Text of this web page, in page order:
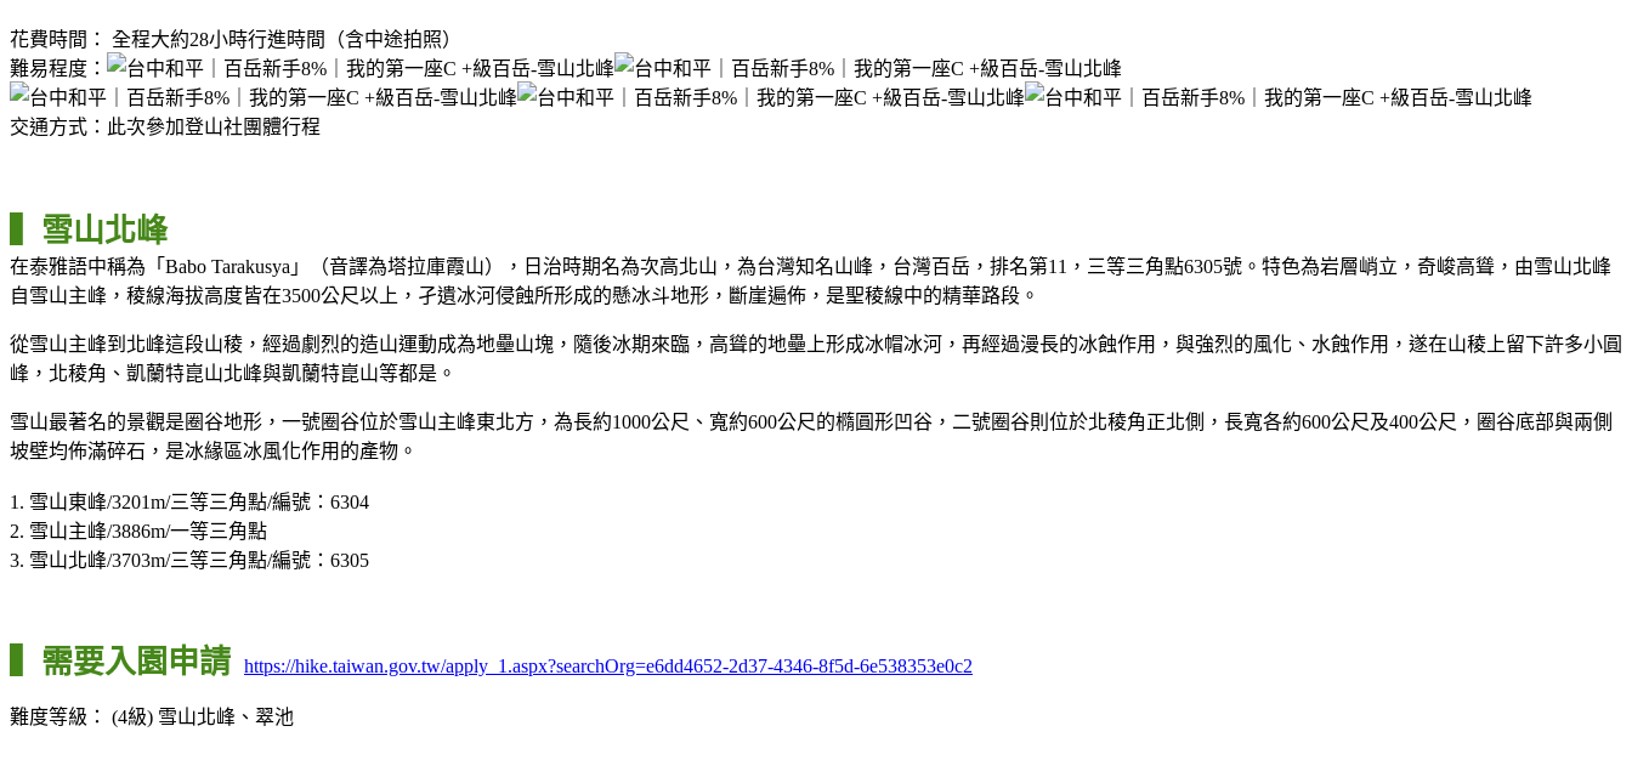
花費時間： 全程大約28小時行進時間（含中途拍照）
難易程度：
交通方式：此次參加登山社團體行程
▍雪山北峰
在泰雅語中稱為「Babo Tarakusya」（音譯為塔拉庫霞山），日治時期名為次高北山，為台灣知名山峰，台灣百岳，排名第11，三等三角點6305號。特色為岩層峭立，奇峻高聳，由雪山北峰
自雪山主峰，稜線海拔高度皆在3500公尺以上，孑遺冰河侵蝕所形成的懸冰斗地形，斷崖遍佈，是聖稜線中的精華路段。
從雪山主峰到北峰這段山稜，經過劇烈的造山運動成為地壘山塊，隨後冰期來臨，高聳的地壘上形成冰帽冰河，再經過漫長的冰蝕作用，與強烈的風化、水蝕作用，遂在山稜上留下許多小圓
峰，北稜角、凱蘭特崑山北峰與凱蘭特崑山等都是。
雪山最著名的景觀是圈谷地形，一號圈谷位於雪山主峰東北方，為長約1000公尺、寬約600公尺的橢圓形凹谷，二號圈谷則位於北稜角正北側，長寬各約600公尺及400公尺，圈谷底部與兩側
坡壁均佈滿碎石，是冰緣區冰風化作用的產物。
1. 雪山東峰/3201m/三等三角點/編號：6304
2. 雪山主峰/3886m/一等三角點
3. 雪山北峰/3703m/三等三角點/編號：6305
▍需要入園申請 https://hike.taiwan.gov.tw/apply_1.aspx?searchOrg=e6dd4652-2d37-4346-8f5d-6e538353e0c2
難度等級： (4級) 雪山北峰、翠池